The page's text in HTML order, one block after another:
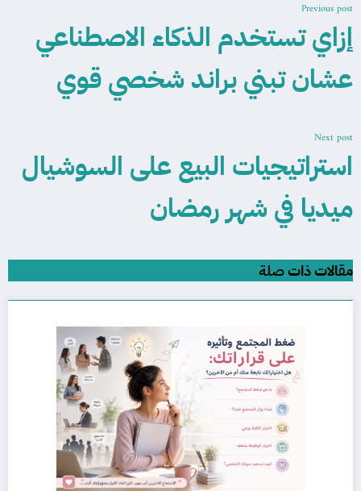
Previous post
إزاي تستخدم الذكاء الاصطناعي
عشان تبني براند شخصي قوي
Next post
استراتيجيات البيع على السوشيال
ميديا في شهر رمضان
مقالات ذات صلة